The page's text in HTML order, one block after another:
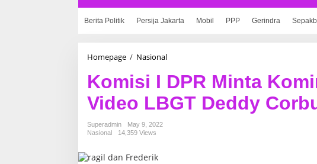
Berita Politik Persija Jakarta Mobil PPP Gerindra
Homepage / Nasional
m
i
s
i
Komisi I DPR Minta
Video LBGT Deddy
Superadmin
May 9, 2022
Nasional
14,359 Views